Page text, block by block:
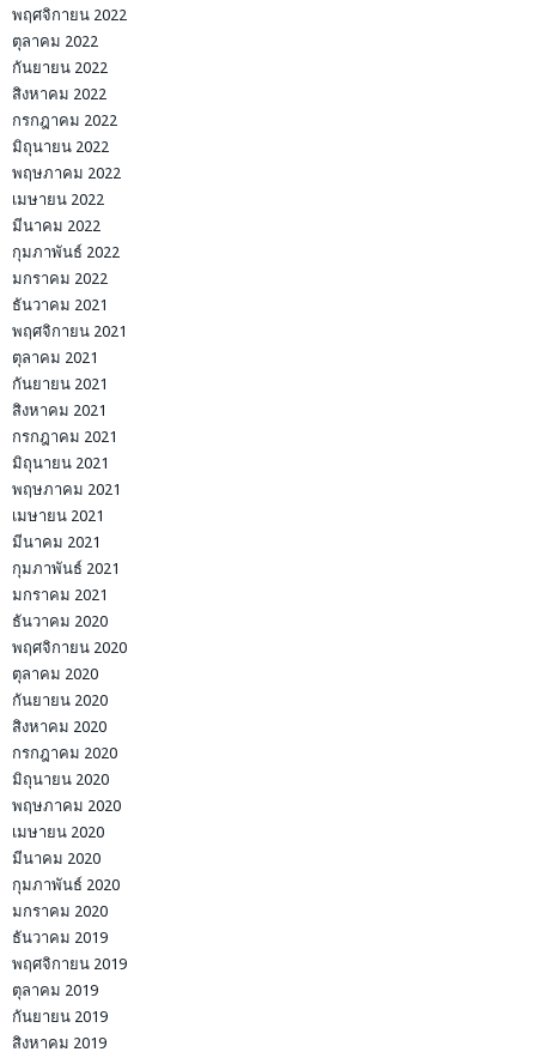
พฤศจิกายน 2022
ตุลาคม 2022
กันยายน 2022
สิงหาคม 2022
กรกฎาคม 2022
มิถุนายน 2022
พฤษภาคม 2022
เมษายน 2022
มีนาคม 2022
กุมภาพันธ์ 2022
มกราคม 2022
ธันวาคม 2021
พฤศจิกายน 2021
ตุลาคม 2021
กันยายน 2021
สิงหาคม 2021
กรกฎาคม 2021
มิถุนายน 2021
พฤษภาคม 2021
เมษายน 2021
มีนาคม 2021
กุมภาพันธ์ 2021
มกราคม 2021
ธันวาคม 2020
พฤศจิกายน 2020
ตุลาคม 2020
กันยายน 2020
สิงหาคม 2020
กรกฎาคม 2020
มิถุนายน 2020
พฤษภาคม 2020
เมษายน 2020
มีนาคม 2020
กุมภาพันธ์ 2020
มกราคม 2020
ธันวาคม 2019
พฤศจิกายน 2019
ตุลาคม 2019
กันยายน 2019
สิงหาคม 2019